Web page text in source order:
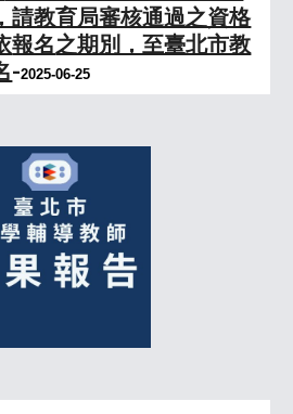
請教育局審核通過之資格
報名之期別，至臺北市教
-2025-06-25